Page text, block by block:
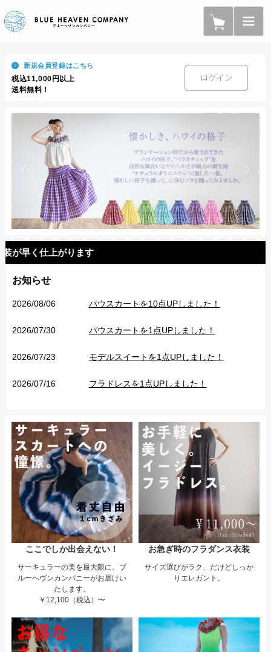
新規会員登録はこちら
税込11,000円以上
送料無料！
上がります
お知らせ
2026/08/06 パウスカートを10点UPしました！
2026/07/30 パウスカートを1点UPしました！
2026/07/23 モデルスイートを1点UPしました！
2026/07/16 フラドレスを1点UPしました！
ここでしか出会えない！
サーキュラーの美を最大限に。ブ
ルーヘヴンカンパニーがお届けい
たします。
￥12,100（税込）〜
お急ぎ時のフラダンス衣装
サイズ選びがラク、だけどしっか
りエレガント。